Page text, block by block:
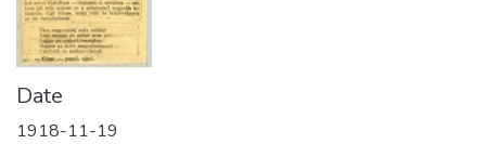
Date
1918-11-19